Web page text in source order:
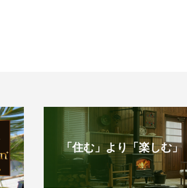
「住む」より「楽しむ」